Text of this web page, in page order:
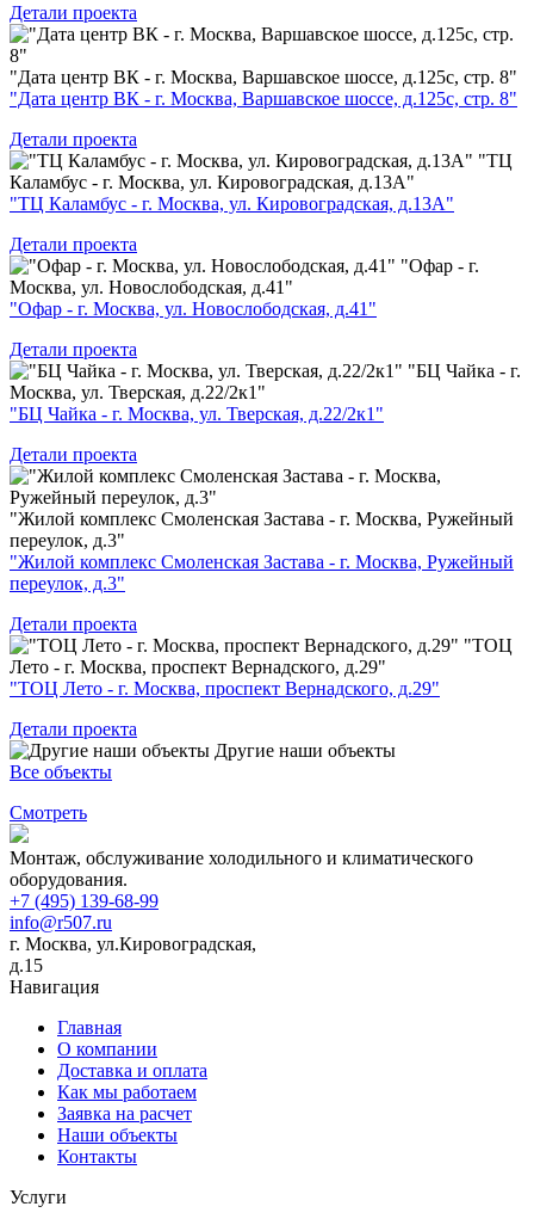
Детали проекта
"Дата центр ВК - г. Москва, Варшавское шоссе, д.125с, стр. 8"
"Дата центр ВК - г. Москва, Варшавское шоссе, д.125с, стр. 8"
Детали проекта
"ТЦ
Каламбус - г. Москва, ул. Кировоградская, д.13А"
"ТЦ Каламбус - г. Москва, ул. Кировоградская, д.13А"
Детали проекта
"Офар - г.
Москва, ул. Новослободская, д.41"
"Офар - г. Москва, ул. Новослободская, д.41"
Детали проекта
"БЦ Чайка - г.
Москва, ул. Тверская, д.22/2к1"
"БЦ Чайка - г. Москва, ул. Тверская, д.22/2к1"
Детали проекта
"Жилой комплекс Смоленская Застава - г. Москва, Ружейный
переулок, д.3"
"Жилой комплекс Смоленская Застава - г. Москва, Ружейный
переулок, д.3"
Детали проекта
"ТОЦ
Лето - г. Москва, проспект Вернадского, д.29"
"ТОЦ Лето - г. Москва, проспект Вернадского, д.29"
Детали проекта
Другие наши объекты
Все объекты
Смотреть
Монтаж, обслуживание холодильного и климатического
оборудования.
+7 (495) 139-68-99
info@r507.ru
г. Москва, ул.Кировоградская,
д.15
Навигация
Главная
О компании
Доставка и оплата
Как мы работаем
Заявка на расчет
Наши объекты
Контакты
Услуги